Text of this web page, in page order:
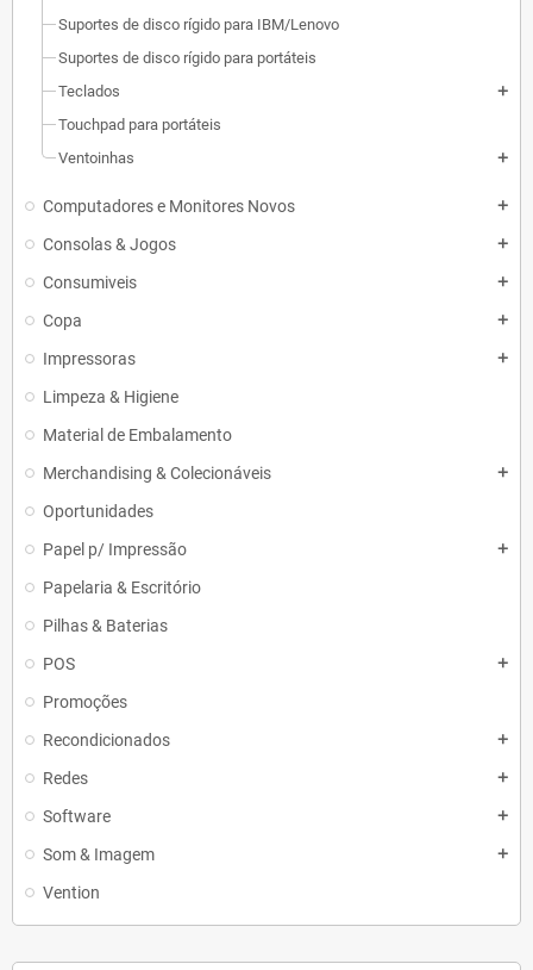
Suportes de disco rígido para IBM/Lenovo
Suportes de disco rígido para portáteis
Teclados
add
Touchpad para portáteis
Ventoinhas
add
Computadores e Monitores Novos add
Consolas & Jogos add
Consumiveis add
Copa add
Impressoras add
Limpeza & Higiene
Material de Embalamento
Merchandising & Colecionáveis
add
Oportunidades
Papel p/ Impressão
add
Papelaria & Escritório
Pilhas & Baterias
POS
add
Promoções
Recondicionados
add
Redes add
Software add
Som & Imagem add
Vention